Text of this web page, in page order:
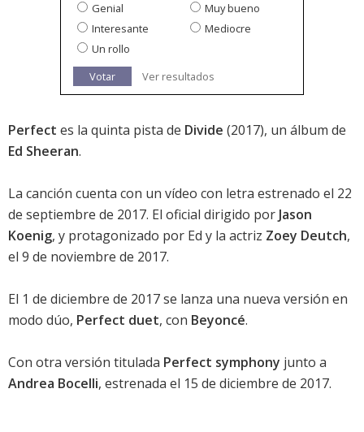
Genial
Muy bueno
Interesante
Mediocre
Un rollo
Votar
Ver resultados
Perfect es la quinta pista de Divide (2017), un álbum de
Ed Sheeran.
La canción cuenta con un vídeo con letra estrenado el 22
de septiembre de 2017. El oficial dirigido por Jason
Koenig, y protagonizado por Ed y la actriz Zoey Deutch,
el 9 de noviembre de 2017.
El 1 de diciembre de 2017 se lanza una nueva versión en
modo dúo, Perfect duet, con Beyoncé.
Con otra versión titulada Perfect symphony junto a
Andrea Bocelli, estrenada el 15 de diciembre de 2017.